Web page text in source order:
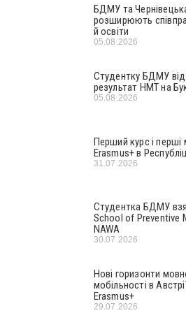
БДМУ та
розширюють
й освіти
05.08.2026
Студентку БДМУ
результат НМТ на
05.08.2026
Перший курс і перші
Erasmus+ в
31.07.2026
Студентка БДМУ
School of Preventive
NAWA
30.07.2026
Нові горизонти
мобільності в
Erasmus+
29.07.2026